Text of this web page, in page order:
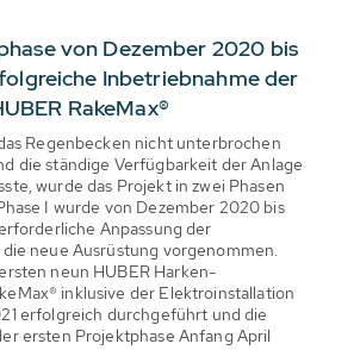
von Dezember 2020 bis
Inbetriebnahme der
RakeMax®
Regenbecken nicht unterbrochen
die ständige Verfügbarkeit der Anlage
wurde das Projekt in zwei Phasen
I wurde von Dezember 2020 bis
Anpassung der
neue Ausrüstung vorgenommen.
neun HUBER Harken-
inklusive der Elektroinstallation
erfolgreich durchgeführt und die
ersten Projektphase Anfang April